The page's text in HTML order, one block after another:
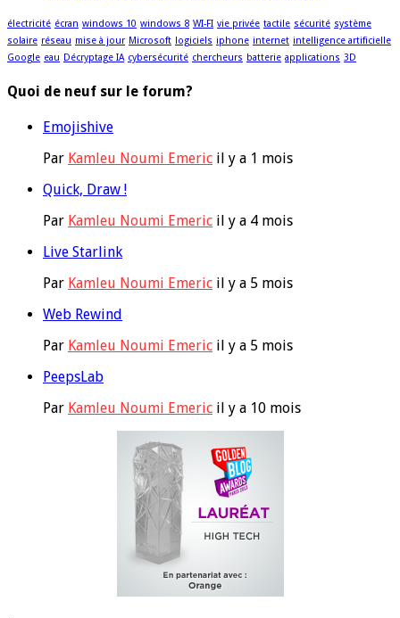
électricité écran windows 10 windows 8 WI-FI vie privée tactile sécurité système
solaire réseau mise à jour Microsoft logiciels iphone internet intelligence artificielle
Google eau Décryptage IA cybersécurité chercheurs batterie applications 3D
Quoi de neuf sur le forum?
Emojishive
Par Kamleu Noumi Emeric il y a 1 mois
Quick, Draw !
Par Kamleu Noumi Emeric il y a 4 mois
Live Starlink
Par Kamleu Noumi Emeric il y a 5 mois
Web Rewind
Par Kamleu Noumi Emeric il y a 5 mois
PeepsLab
Par Kamleu Noumi Emeric il y a 10 mois